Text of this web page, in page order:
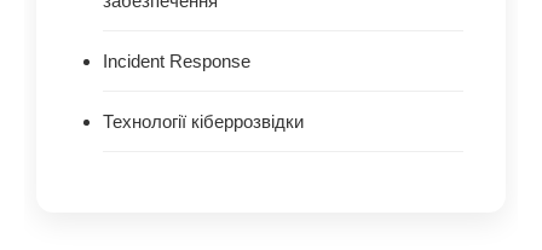
Incident Response
Технології кіберрозвідки